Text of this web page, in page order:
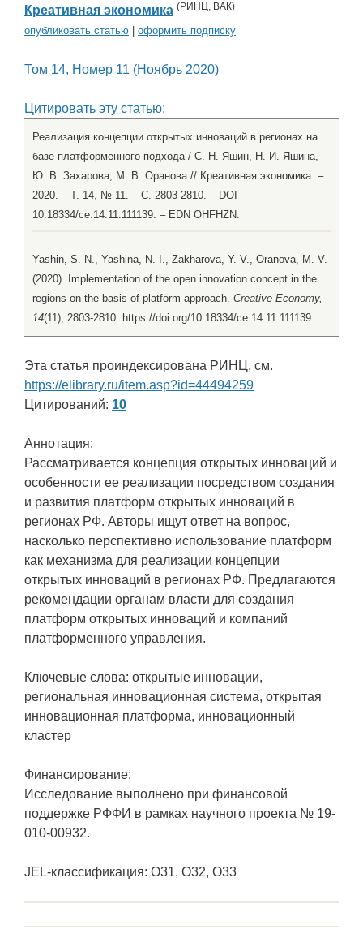
Креативная экономика (РИНЦ, ВАК)
опубликовать статью оформить подписку
Том 14, Номер 11 (Ноябрь 2020)
Цитировать эту статью:
Реализация концепции открытых инноваций в регионах на
базе платформенного подхода / С. Н. Яшин, Н. И. Яшина,
Ю. В. Захарова, М. В. Оранова // Креативная экономика. –
2020. – Т. 14, № 11. – С. 2803-2810. – DOI
10.18334/ce.14.11.111139. – EDN OHFHZN.
Yashin, S. N., Yashina, N. I., Zakharova, Y. V., Oranova, M. V.
(2020). Implementation of the open innovation concept in the
regions on the basis of platform approach. Creative Economy,
14(11), 2803-2810. https://doi.org/10.18334/ce.14.11.111139
Эта статья проиндексирована РИНЦ, см.
https://elibrary.ru/item.asp?id=44494259
Цитирований: 10
Аннотация:
Рассматривается концепция открытых инноваций и
особенности ее реализации посредством создания
и развития платформ открытых инноваций в
регионах РФ. Авторы ищут ответ на вопрос,
насколько перспективно использование платформ
как механизма для реализации концепции
открытых инноваций в регионах РФ. Предлагаются
рекомендации органам власти для создания
платформ открытых инноваций и компаний
платформенного управления.
Ключевые слова: открытые инновации,
региональная инновационная система, открытая
инновационная платформа, инновационный
кластер
Финансирование:
Исследование выполнено при финансовой
поддержке РФФИ в рамках научного проекта № 19-
010-00932.
JEL-классификация: O31, O32, O33